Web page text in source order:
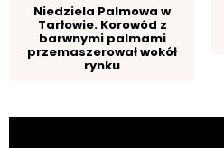
Niedziela Palmowa w
Tarłowie. Korowód z
barwnymi palmami
przemaszerował wokół
rynku